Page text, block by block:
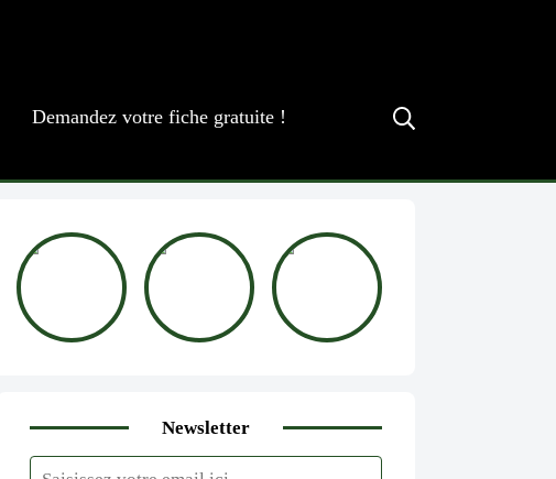
Demandez votre fiche gratuite !
Newsletter